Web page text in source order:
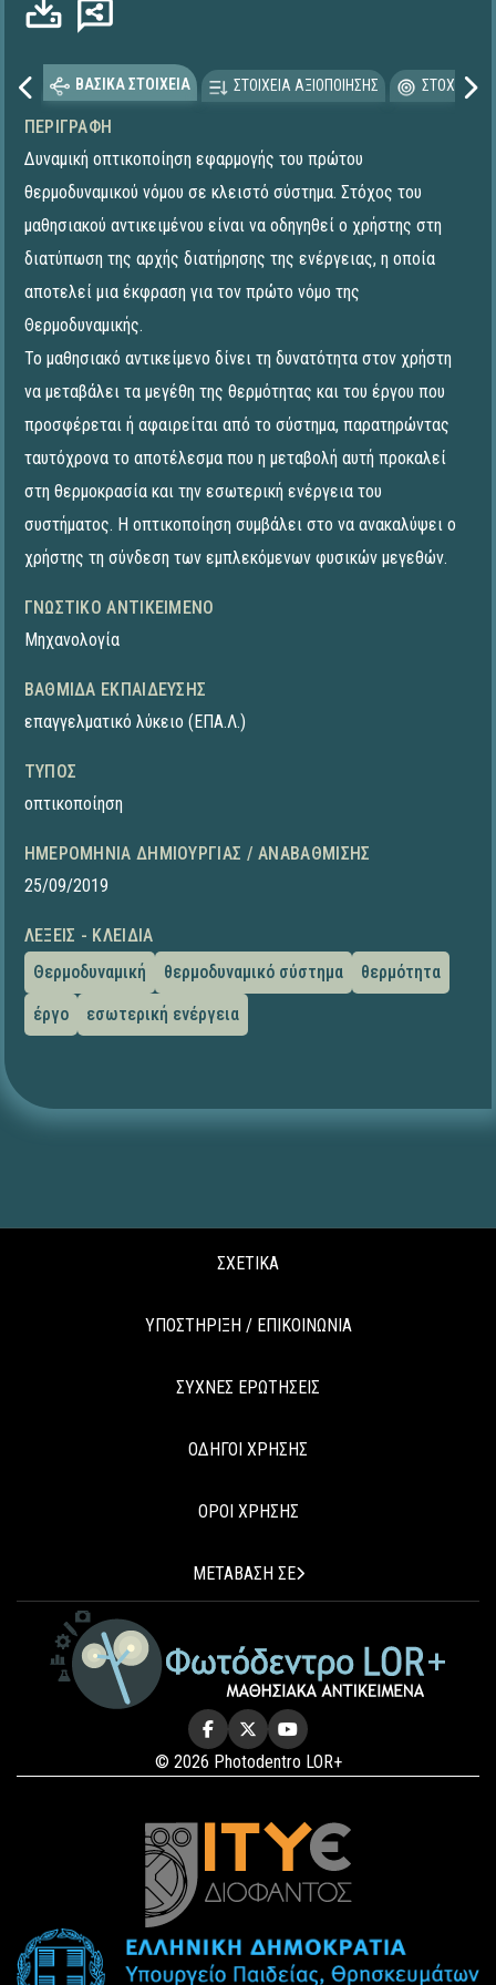
ΒΑΣΙΚΑ ΣΤΟΙΧΕΙΑ ΣΤΟΙΧΕΙΑ ΑΞΙΟΠΟΙΗΣΗΣ
ΠΕΡΙΓΡΑΦΉ
Δυναμική οπτικοποίηση εφαρμογής του πρώτου
θερμοδυναμικού νόμου σε κλειστό σύστημα. Στόχος του
μαθησιακού αντικειμένου είναι να οδηγηθεί ο χρήστης στη
διατύπωση της αρχής διατήρησης της ενέργειας, η οποία
αποτελεί μια έκφραση για τον πρώτο νόμο της
Θερμοδυναμικής.
Το μαθησιακό αντικείμενο δίνει τη δυνατότητα στον χρήστη
να μεταβάλει τα μεγέθη της θερμότητας και του έργου που
προσφέρεται ή αφαιρείται από το σύστημα, παρατηρώντας
ταυτόχρονα το αποτέλεσμα που η μεταβολή αυτή προκαλεί
στη θερμοκρασία και την εσωτερική ενέργεια του
συστήματος. Η οπτικοποίηση συμβάλει στο να ανακαλύψει ο
χρήστης τη σύνδεση των εμπλεκόμενων φυσικών μεγεθών.
ΓΝΩΣΤΙΚΌ ΑΝΤΙΚΕΊΜΕΝΟ
Μηχανολογία
ΒΑΘΜΊΔΑ ΕΚΠΑΊΔΕΥΣΗΣ
επαγγελματικό λύκειο (ΕΠΑ.Λ.)
ΤΎΠΟΣ
οπτικοποίηση
ΗΜΕΡΟΜΗΝΊΑ ΔΗΜΙΟΥΡΓΊΑΣ / ΑΝΑΒΆΘΜΙΣΗΣ
25/09/2019
ΛΈΞΕΙΣ - ΚΛΕΙΔΙΆ
Θερμοδυναμική
θερμοδυναμικό σύστημα
θερμότητα
έργο
εσωτερική ενέργεια
ΣΧΕΤΙΚΑ
ΥΠΟΣΤΗΡΙΞΗ / ΕΠΙΚΟΙΝΩΝΙΑ
ΣΥΧΝΕΣ ΕΡΩΤΗΣΕΙΣ
ΟΔΗΓΟΙ ΧΡΗΣΗΣ
ΟΡΟΙ ΧΡΗΣΗΣ
ΜΕΤΑΒΑΣΗ ΣΕ
© 2026 Photodentro LOR+